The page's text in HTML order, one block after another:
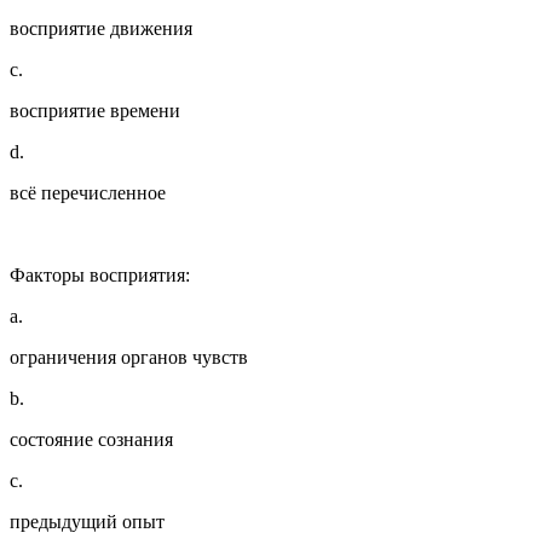
восприятие движения
c.
восприятие времени
d.
всё перечисленное
Факторы восприятия:
a.
ограничения органов чувств
b.
состояние сознания
c.
предыдущий опыт